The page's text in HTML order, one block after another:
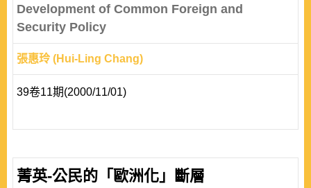
Development of Common Foreign and
Security Policy
張惠玲 (Hui-Ling Chang)
39卷11期(2000/11/01)
菁英-公民的「歐洲化」斷層